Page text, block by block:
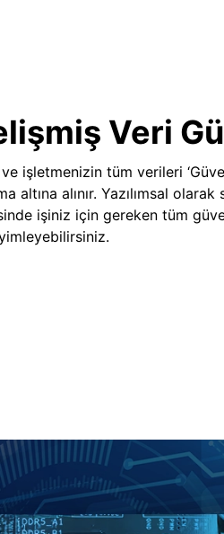
Veri
işletmenizin tüm verileri
altına alınır. Yazılımsal
işiniz için gereken tüm